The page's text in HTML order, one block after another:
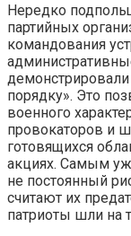
Нередко
партийных
командования
порядку». Это
военного
провокаторов и
готовящихся
акциях. Самым
не постоянный
считают их
патриоты шли на